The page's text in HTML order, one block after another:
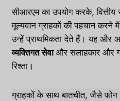
सीआरएम का उपयोग करके,
मूल्यवान ग्राहकों की पहचान करने
उन्हें प्राथमिकता देते हैं। यह और
व्यक्तिगत सेवाऔर सलाहकार और
रिश्ता।
ग्राहकों के साथ बातचीत, जैसे